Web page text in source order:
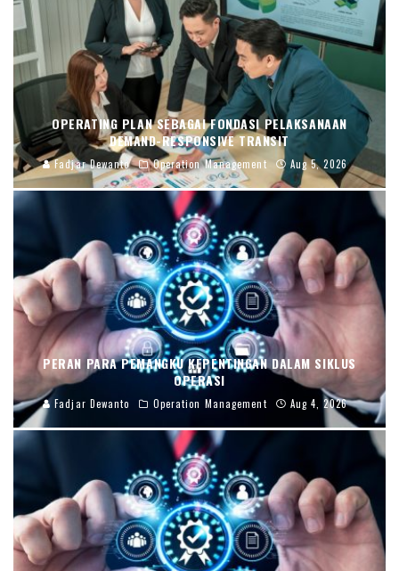
OPERATING PLAN SEBAGAI FONDASI PELAKSANAAN
DEMAND-RESPONSIVE TRANSIT
Fadjar Dewanto Operation Management Aug 5, 2026
PERAN PARA PEMANGKU KEPENTINGAN DALAM SIKLUS
OPERASI
Fadjar Dewanto Operation Management Aug 4, 2026